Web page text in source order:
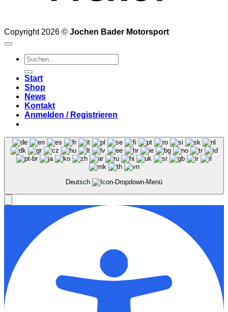
Copyright 2026 © Jochen Bader Motorsport
Suchen
nach:
Start
Shop
News
Kontakt
Anmelden / Registrieren
Deutsch